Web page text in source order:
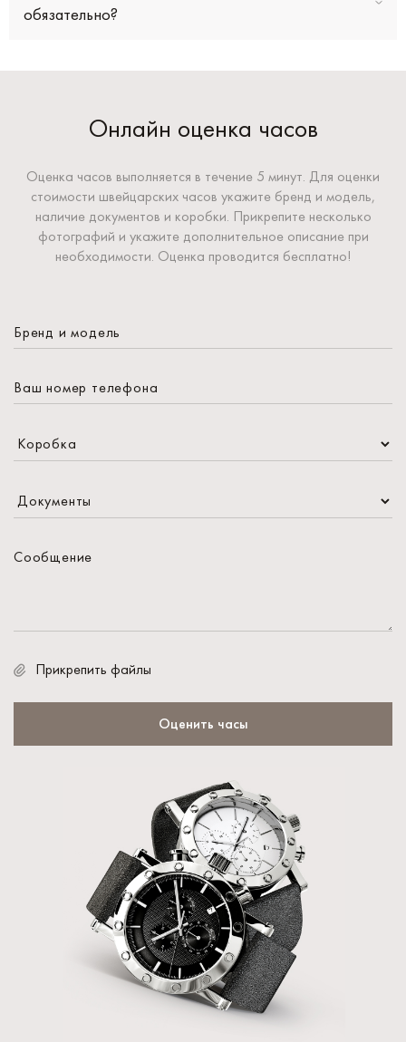
обязательно?
Онлайн оценка часов
Оценка часов выполняется в течение 5 минут. Для оценки
стоимости швейцарских часов укажите бренд и модель,
наличие документов и коробки. Прикрепите несколько
фотографий и укажите дополнительное описание при
необходимости. Оценка проводится бесплатно!
Прикрепить файлы
Оценить часы